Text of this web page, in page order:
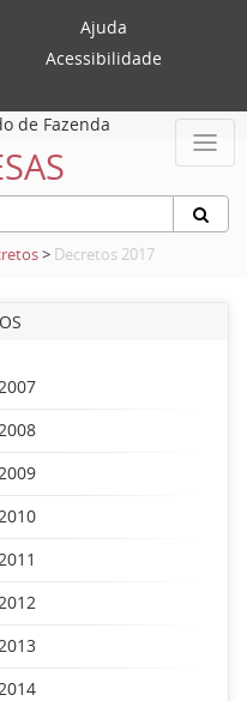
Ajuda
Acessibilidade
de Fazenda
> Decretos 2017